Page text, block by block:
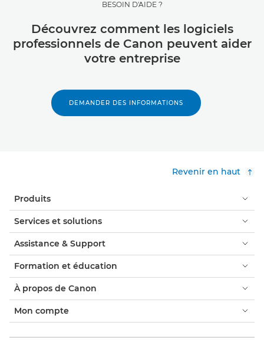
BESOIN D'AIDE ?
Découvrez comment les logiciels
professionnels de Canon peuvent aider
votre entreprise
DEMANDER DES INFORMATIONS
Revenir en haut
Produits
Services et solutions
Assistance & Support
Formation et éducation
À propos de Canon
Mon compte